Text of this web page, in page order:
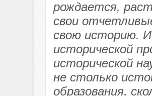
рождается,
свои
свою историю.
исторической
исторической
не столько
образования,